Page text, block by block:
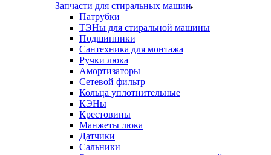
Запчасти для стиральных машин
Патрубки
ТЭНы для стиральной машины
Подшипники
Сантехника для монтажа
Ручки люка
Амортизаторы
Сетевой фильтр
Кольца уплотнительные
КЭНы
Крестовины
Манжеты люка
Датчики
Сальники